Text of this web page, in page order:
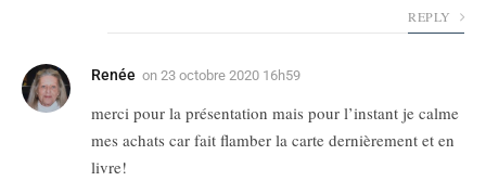
REPLY
Renée on 23 octobre 2020 16h59
merci pour la présentation mais pour l’instant je calme
mes achats car fait flamber la carte dernièrement et en
livre!